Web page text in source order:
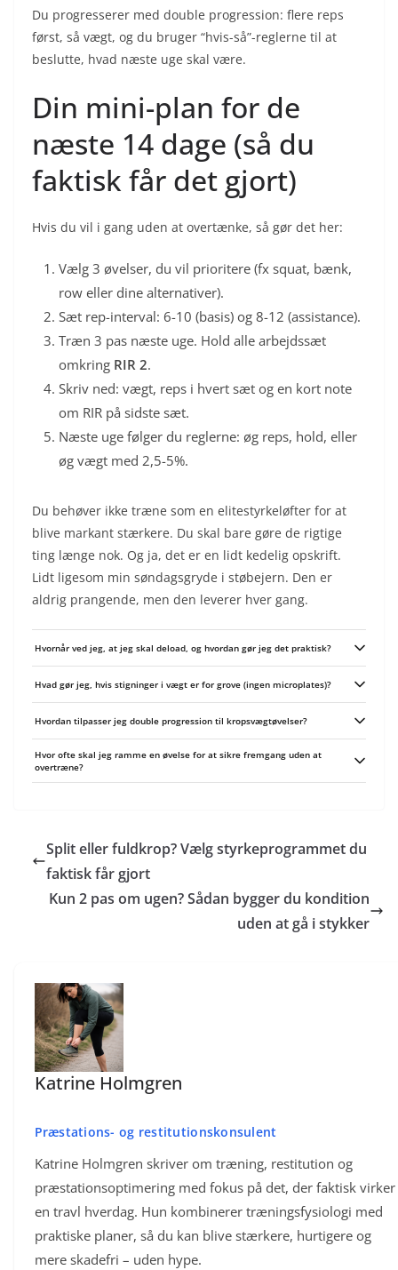
Du progresserer med double progression: flere reps
først, så vægt, og du bruger “hvis-så”-reglerne til at
beslutte, hvad næste uge skal være.
Din mini-plan for de
næste 14 dage (så du
faktisk får det gjort)
Hvis du vil i gang uden at overtænke, så gør det her:
Vælg 3 øvelser, du vil prioritere (fx squat, bænk,
row eller dine alternativer).
Sæt rep-interval: 6-10 (basis) og 8-12 (assistance).
Træn 3 pas næste uge. Hold alle arbejdssæt
omkring RIR 2.
Skriv ned: vægt, reps i hvert sæt og en kort note
om RIR på sidste sæt.
Næste uge følger du reglerne: øg reps, hold, eller
øg vægt med 2,5-5%.
Du behøver ikke træne som en elitestyrkeløfter for at
blive markant stærkere. Du skal bare gøre de rigtige
ting længe nok. Og ja, det er en lidt kedelig opskrift.
Lidt ligesom min søndagsgryde i støbejern. Den er
aldrig prangende, men den leverer hver gang.
Hvornår ved jeg, at jeg skal deload, og hvordan gør jeg det praktisk?
eller stigende RPE/RIR for samme vægt over flere uger. En simpel løsning er
7-10 dages let træning: skru volumen ned 30-50% eller hold volumen men
træn med RIR 3-4 og kortere sæt; alternativt lav teknisk arbejde uden
maksimal belastning.
Hvad gør jeg, hvis stigninger i vægt er for grove (ingen microplates)?
gentagelser, et ekstra sæt, bedre tempo eller kortere pauser, og arbejd med
strengere tekniske parametre. Du kan også implementere halvrep/eksentrisk
fokus eller små eksterne vægte (rygsæk, vandflasker) indtil du får
microplader.
Hvordan tilpasser jeg double progression til kropsvægtøvelser?
når toppen, gør øvelsen sværere (f.eks. skråere vinkel, hævede fødder,
vægtvest) og gå tilbage i reps. Du kan også øge sæt eller indføre
Hvor ofte skal jeg ramme en øvelse for at sikre fremgang uden at
overtræne?
konsistent double progression.
Split eller fuldkrop? Vælg styrkeprogrammet du
faktisk får gjort
Kun 2 pas om ugen? Sådan bygger du kondition
uden at gå i stykker
Katrine Holmgren
Præstations- og restitutionskonsulent
Katrine Holmgren skriver om træning, restitution og
præstationsoptimering med fokus på det, der faktisk virker
en travl hverdag. Hun kombinerer træningsfysiologi med
praktiske planer, så du kan blive stærkere, hurtigere og
mere skadefri – uden hype.